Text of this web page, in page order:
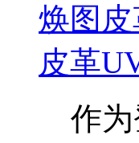
焕图
皮革
作为登